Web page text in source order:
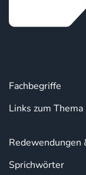
Fachbegriffe
Links zum
Redewendungen
Sprichwörter